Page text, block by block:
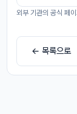
외부 기관의 공식 페
← 목록으로